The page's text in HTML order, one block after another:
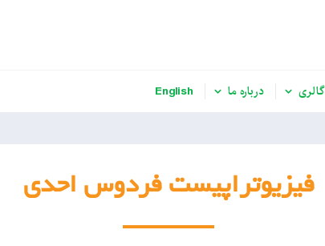
گالری درباره ما English
فیزیوتراپیست فردوس احدی